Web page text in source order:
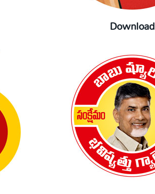
Download